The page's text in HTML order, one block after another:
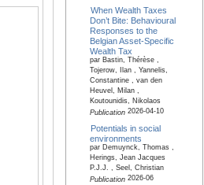
When Wealth Taxes
Don’t Bite: Behavioural
Responses to the
Belgian Asset-Specific
Wealth Tax
par Bastin, Thérèse ,
Tojerow, Ilan , Yannelis,
Constantine , van den
Heuvel, Milan ,
Koutounidis, Nikolaos
Publication2026-04-10
Potentials in social
environments
par Demuynck, Thomas ,
Herings, Jean Jacques
P.J.J. , Seel, Christian
Publication2026-06